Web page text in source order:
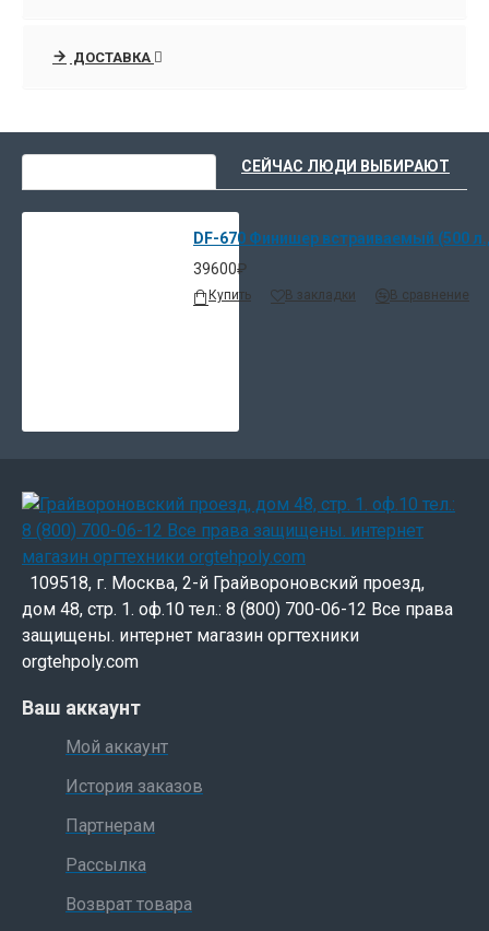
Является альтернативой напольному финишеру
ДОСТАВКА
СЕЙЧАС ЛЮДИ ВЫБИРАЮТ
DF-670 Финишер встраиваемый (500
39600₽
Купить В закладки В сравнение
109518, г. Москва, 2-й Грайвороновский проезд,
дом 48, стр. 1. оф.10 тел.: 8 (800) 700-06-12 Все права
защищены. интернет магазин оргтехники
orgtehpoly.com
Ваш аккаунт
Мой аккаунт
История заказов
Партнерам
Рассылка
Возврат товара